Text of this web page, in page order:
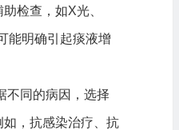
检查，如X光、
能明确引起痰液增
不同的病因，选择
，抗感染治疗、抗